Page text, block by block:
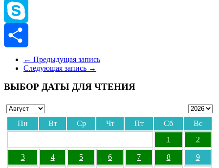
Viber
Skype
Отправить
← Предыдущая запись
Следующая запись →
ВЫБОР ДАТЫ ДЛЯ ЧТЕНИЯ
Пн Вт Ср Чт Пт Сб
Вс
1
2
3 4 5 6 7 8 9